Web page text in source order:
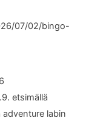
07/02/bingo-
etsimällä
labin